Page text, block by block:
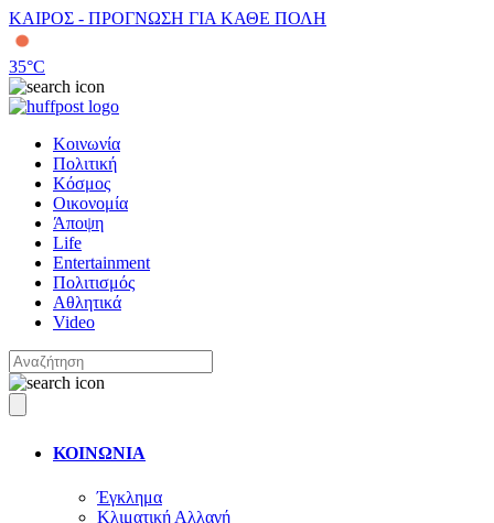
ΚΑΙΡΟΣ - ΠΡΟΓΝΩΣΗ ΓΙΑ ΚΑΘΕ ΠΟΛΗ
35°C
Κοινωνία
Πολιτική
Κόσμος
Οικονομία
Άποψη
Life
Entertainment
Πολιτισμός
Αθλητικά
Video
ΚΟΙΝΩΝΙΑ
Έγκλημα
Κλιματική Αλλαγή